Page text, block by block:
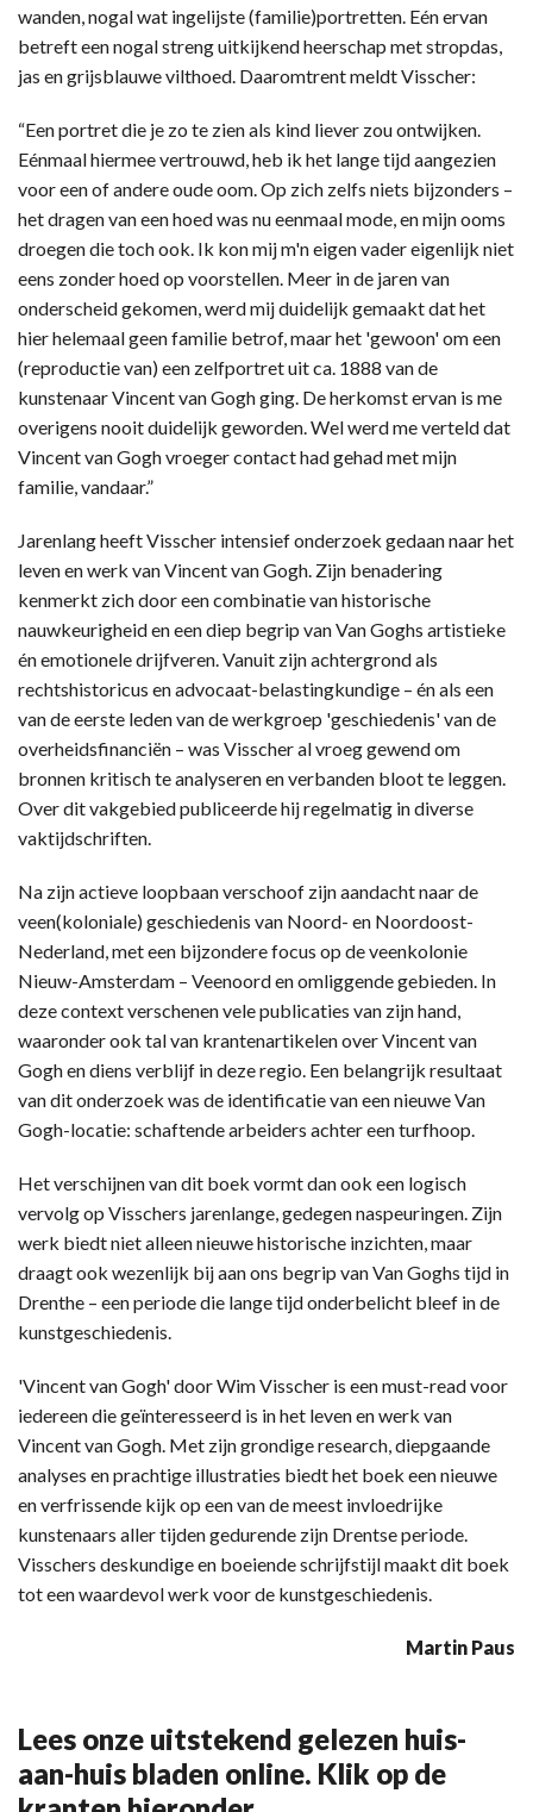
wanden, nogal wat ingelijste (familie)portretten. Eén ervan
betreft een nogal streng uitkijkend heerschap met stropdas,
jas en grijsblauwe vilthoed. Daaromtrent meldt Visscher:
“Een portret die je zo te zien als kind liever zou ontwijken.
Eénmaal hiermee vertrouwd, heb ik het lange tijd aangezien
voor een of andere oude oom. Op zich zelfs niets bijzonders –
het dragen van een hoed was nu eenmaal mode, en mijn ooms
droegen die toch ook. Ik kon mij m'n eigen vader eigenlijk niet
eens zonder hoed op voorstellen. Meer in de jaren van
onderscheid gekomen, werd mij duidelijk gemaakt dat het
hier helemaal geen familie betrof, maar het 'gewoon' om een
(reproductie van) een zelfportret uit ca. 1888 van de
kunstenaar Vincent van Gogh ging. De herkomst ervan is me
overigens nooit duidelijk geworden. Wel werd me verteld dat
Vincent van Gogh vroeger contact had gehad met mijn
familie, vandaar.”
Jarenlang heeft Visscher intensief onderzoek gedaan naar het
leven en werk van Vincent van Gogh. Zijn benadering
kenmerkt zich door een combinatie van historische
nauwkeurigheid en een diep begrip van Van Goghs artistieke
én emotionele drijfveren. Vanuit zijn achtergrond als
rechtshistoricus en advocaat-belastingkundige – én als een
van de eerste leden van de werkgroep 'geschiedenis' van de
overheidsfinanciën – was Visscher al vroeg gewend om
bronnen kritisch te analyseren en verbanden bloot te leggen.
Over dit vakgebied publiceerde hij regelmatig in diverse
vaktijdschriften.
Na zijn actieve loopbaan verschoof zijn aandacht naar de
veen(koloniale) geschiedenis van Noord- en Noordoost-
Nederland, met een bijzondere focus op de veenkolonie
Nieuw-Amsterdam – Veenoord en omliggende gebieden. In
deze context verschenen vele publicaties van zijn hand,
waaronder ook tal van krantenartikelen over Vincent van
Gogh en diens verblijf in deze regio. Een belangrijk resultaat
van dit onderzoek was de identificatie van een nieuwe Van
Gogh-locatie: schaftende arbeiders achter een turfhoop.
Het verschijnen van dit boek vormt dan ook een logisch
vervolg op Visschers jarenlange, gedegen naspeuringen. Zijn
werk biedt niet alleen nieuwe historische inzichten, maar
draagt ook wezenlijk bij aan ons begrip van Van Goghs tijd in
Drenthe – een periode die lange tijd onderbelicht bleef in de
kunstgeschiedenis.
'Vincent van Gogh' door Wim Visscher is een must-read voor
iedereen die geïnteresseerd is in het leven en werk van
Vincent van Gogh. Met zijn grondige research, diepgaande
analyses en prachtige illustraties biedt het boek een nieuwe
en verfrissende kijk op een van de meest invloedrijke
kunstenaars aller tijden gedurende zijn Drentse periode.
Visschers deskundige en boeiende schrijfstijl maakt dit boek
tot een waardevol werk voor de kunstgeschiedenis.
Martin Paus
Lees onze uitstekend gelezen huis-
aan-huis bladen online. Klik op de